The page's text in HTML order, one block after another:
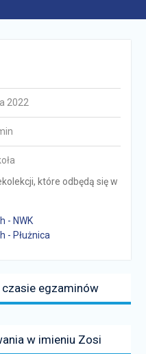
2022
które odbędą się w
- NWK
- Płużnica
egzaminów
w imieniu Zosi